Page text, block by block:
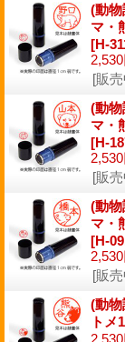
(動物
マ・
[H-
[販
(動物
マ・
[H-
[販
(動物
マ・
[H-
[販
(動物
トメ